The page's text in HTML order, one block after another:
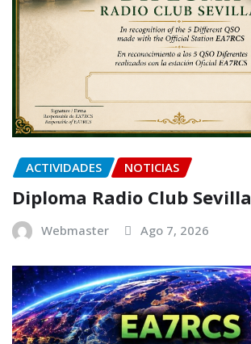
ACTIVIDADES NOTICIAS
Diploma Radio Club Sevilla
Webmaster Ago 7, 2026